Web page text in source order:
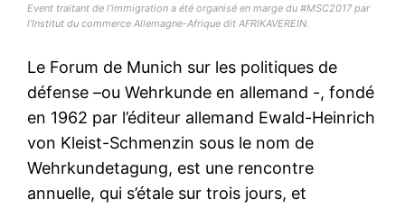
Event traitant de l’immigration a été organisé en marge du #MSC2017 par
l’Institut du commerce Allemagne-Afrique dit AFRIKAVEREIN.
Le Forum de Munich sur les politiques de
défense –ou Wehrkunde en allemand -, fondé
en 1962 par l’éditeur allemand Ewald-Heinrich
von Kleist-Schmenzin sous le nom de
Wehrkundetagung, est une rencontre
annuelle, qui s’étale sur trois jours, et